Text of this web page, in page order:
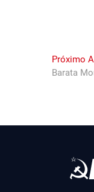
Próximo
Barata